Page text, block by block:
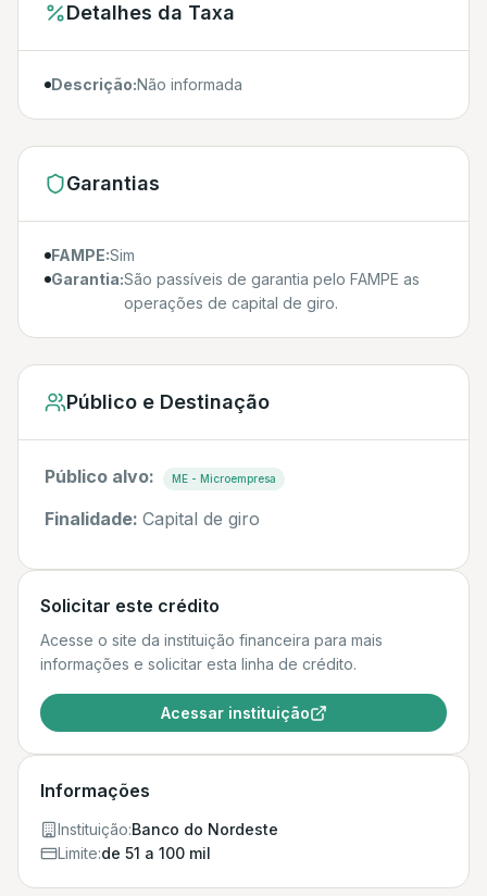
Detalhes da Taxa
Descrição:Não informada
Garantias
FAMPE:Sim
Garantia:São passíveis de garantia pelo FAMPE as
operações de capital de giro.
Público e Destinação
Público alvo: ME - Microempresa
Finalidade: Capital de giro
Solicitar este crédito
Acesse o site da instituição financeira para mais
informações e solicitar esta linha de crédito.
Acessar instituição
Informações
Instituição:Banco do Nordeste
Limite:de 51 a 100 mil